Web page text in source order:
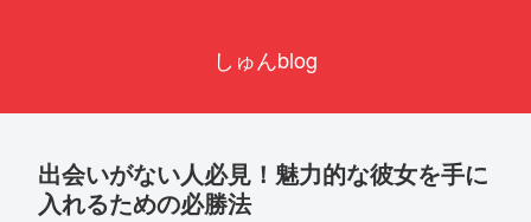
しゅんblog
出会いがない人必見！魅力的な彼女を手に
入れるための必勝法